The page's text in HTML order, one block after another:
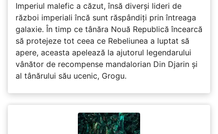
Imperiul malefic a căzut, însă diverși lideri de
război imperiali încă sunt răspândiți prin întreaga
galaxie. În timp ce tânăra Nouă Republică încearcă
să protejeze tot ceea ce Rebeliunea a luptat să
apere, aceasta apelează la ajutorul legendarului
vânător de recompense mandalorian Din Djarin și
al tânărului său ucenic, Grogu.